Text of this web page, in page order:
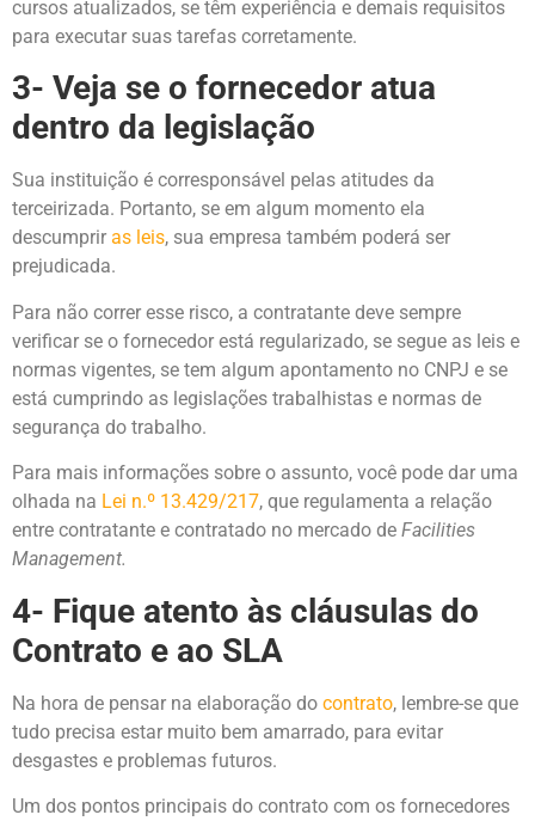
cursos atualizados, se têm experiência e demais requisitos
para executar suas tarefas corretamente.
3- Veja se o fornecedor atua
dentro da legislação
Sua instituição é corresponsável pelas atitudes da
terceirizada. Portanto, se em algum momento ela
descumprir as leis, sua empresa também poderá ser
prejudicada.
Para não correr esse risco, a contratante deve sempre
verificar se o fornecedor está regularizado, se segue as leis e
normas vigentes, se tem algum apontamento no CNPJ e se
está cumprindo as legislações trabalhistas e normas de
segurança do trabalho.
Para mais informações sobre o assunto, você pode dar uma
olhada na Lei n.º 13.429/217, que regulamenta a relação
entre contratante e contratado no mercado de Facilities
Management.
4- Fique atento às cláusulas do
Contrato e ao SLA
Na hora de pensar na elaboração do contrato, lembre-se que
tudo precisa estar muito bem amarrado, para evitar
desgastes e problemas futuros.
Um dos pontos principais do contrato com os fornecedores